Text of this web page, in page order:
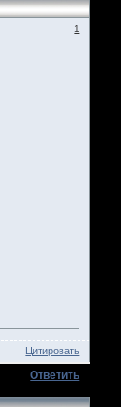
1
Цитировать
Ответить